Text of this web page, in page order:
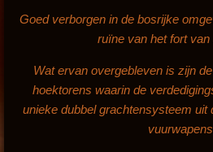
Goed verborgen in de bosrijke
ruïne van het fort
Wat ervan overgebleven is zijn
hoektorens waarin de
unieke dubbel grachtensysteem uit